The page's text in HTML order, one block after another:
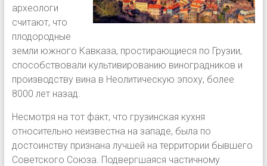
археологи
считают, что
плодородные
земли южного Кавказа, простирающиеся по Грузии,
способствовали культивированию виноградников и
производству вина в Неолитическую эпоху, более
8000 лет назад.
Несмотря на тот факт, что грузинская кухня
относительно неизвестна на западе, была по
достоинству признана лучшей на территории бывшего
Советского Союза. Подвергшаяся частичному